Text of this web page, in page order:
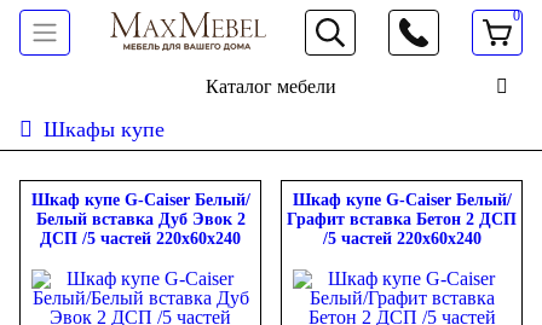
066 472 19 61
0
Каталог мебели
Шкафы купе
ФИЛЬТР
Цена
-
грн.
Шкаф купе G-Caiser Белый/
Белый вставка Дуб Эвок 2
ДСП /5 частей 220х60х240
Шкаф купе G-Caiser Белый/
Графит вставка Бетон 2 ДСП
/5 частей 220х60х240